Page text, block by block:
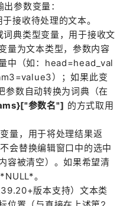
参数变量：
接收待处理的文本。
词典类型变量，用于接收文
量为文本类型，参数内容
中（如：head=head_val
）；如果此变
数自动转换为词典（在
参数名"] 的方式取用
量，用于将处理结果返
会替换编辑窗口中的选中
容被清空）。如果希望清
。
版本支持）文本类